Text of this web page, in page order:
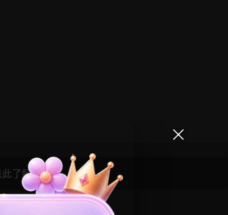
此了解！